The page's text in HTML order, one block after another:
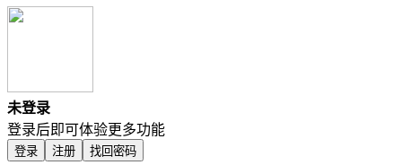
未登录
登录后即可体验更多功能
登录 注册 找回密码